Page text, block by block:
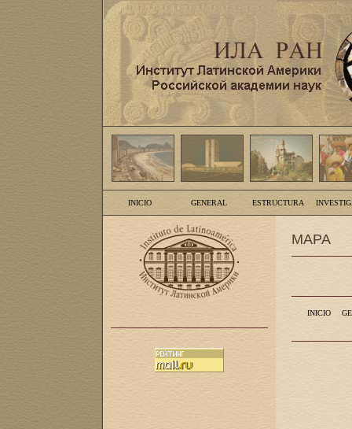
INICIO GENERAL ESTRUCTURA
MAPA
INICIO